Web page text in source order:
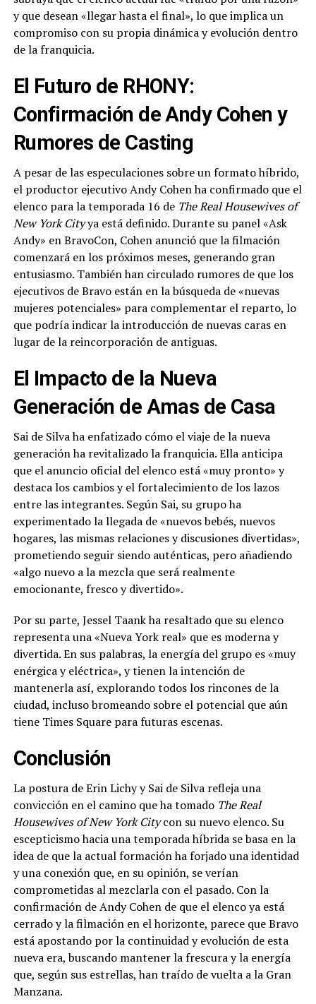
y que desean «llegar hasta el final», lo que implica un
compromiso con su propia dinámica y evolución dentro
de la franquicia.
El Futuro de RHONY:
Confirmación de Andy Cohen y
Rumores de Casting
A pesar de las especulaciones sobre un formato híbrido,
el productor ejecutivo Andy Cohen ha confirmado que el
elenco para la temporada 16 de The Real Housewives of
New York Cityya está definido. Durante su panel «Ask
Andy» en BravoCon, Cohen anunció que la filmación
comenzará en los próximos meses, generando gran
entusiasmo. También han circulado rumores de que los
ejecutivos de Bravo están en la búsqueda de «nuevas
mujeres potenciales» para complementar el reparto, lo
que podría indicar la introducción de nuevas caras en
lugar de la reincorporación de antiguas.
El Impacto de la Nueva
Generación de Amas de Casa
Sai de Silva ha enfatizado cómo el viaje de la nueva
generación ha revitalizado la franquicia. Ella anticipa
que el anuncio oficial del elenco está «muy pronto» y
destaca los cambios y el fortalecimiento de los lazos
entre las integrantes. Según Sai, su grupo ha
experimentado la llegada de «nuevos bebés, nuevos
hogares, las mismas relaciones y discusiones divertidas»,
prometiendo seguir siendo auténticas, pero añadiendo
«algo nuevo a la mezcla que será realmente
emocionante, fresco y divertido».
Por su parte, Jessel Taank ha resaltado que su elenco
representa una «Nueva York real» que es moderna y
divertida. En sus palabras, la energía del grupo es «muy
enérgica y eléctrica», y tienen la intención de
mantenerla así, explorando todos los rincones de la
ciudad, incluso bromeando sobre el potencial que aún
tiene Times Square para futuras escenas.
Conclusión
La postura de Erin Lichy y Sai de Silva refleja una
convicción en el camino que ha tomado The Real
Housewives of New York Citycon su nuevo elenco. Su
escepticismo hacia una temporada híbrida se basa en la
idea de que la actual formación ha forjado una identidad
y una conexión que, en su opinión, se verían
comprometidas al mezclarla con el pasado. Con la
confirmación de Andy Cohen de que el elenco ya está
cerrado y la filmación en el horizonte, parece que Bravo
está apostando por la continuidad y evolución de esta
nueva era, buscando mantener la frescura y la energía
que, según sus estrellas, han traído de vuelta a la Gran
Manzana.